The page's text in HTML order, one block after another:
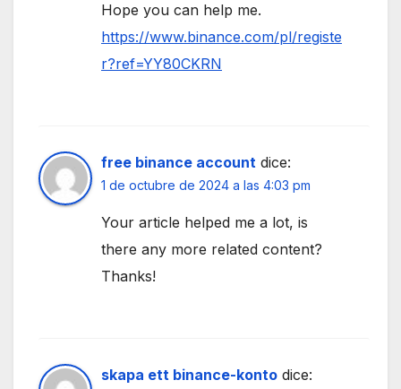
Hope you can help me.
https://www.binance.com/pl/registe
r?ref=YY80CKRN
free binance account dice:
1 de octubre de 2024 a las 4:03 pm
Your article helped me a lot, is
there any more related content?
Thanks!
skapa ett binance-konto dice: